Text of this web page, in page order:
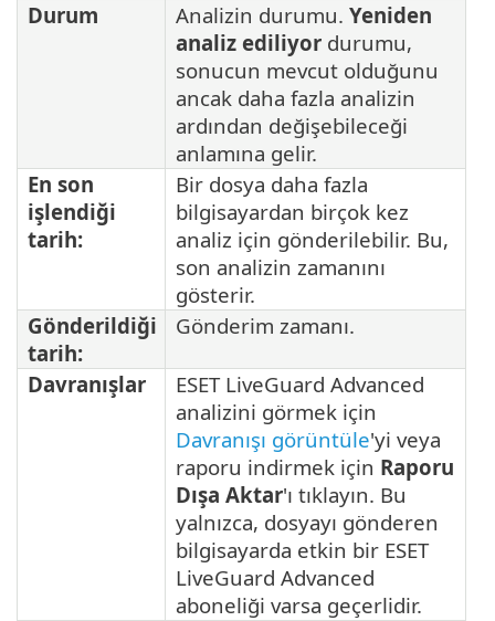
Durum
Analizin durumu. Yeniden
analiz ediliyor durumu,
sonucun mevcut olduğunu
ancak daha fazla analizin
ardından değişebileceği
anlamına gelir.
En son
işlendiği
tarih:
Bir dosya daha fazla
bilgisayardan birçok kez
analiz için gönderilebilir. Bu,
son analizin zamanını
gösterir.
Gönderildiği
tarih:
Gönderim zamanı.
Davranışlar
ESET LiveGuard Advanced
analizini görmek için
Davranışı görüntüle'yi veya
raporu indirmek için Raporu
Dışa Aktar'ı tıklayın. Bu
yalnızca, dosyayı gönderen
bilgisayarda etkin bir ESET
LiveGuard Advanced
aboneliği varsa geçerlidir.